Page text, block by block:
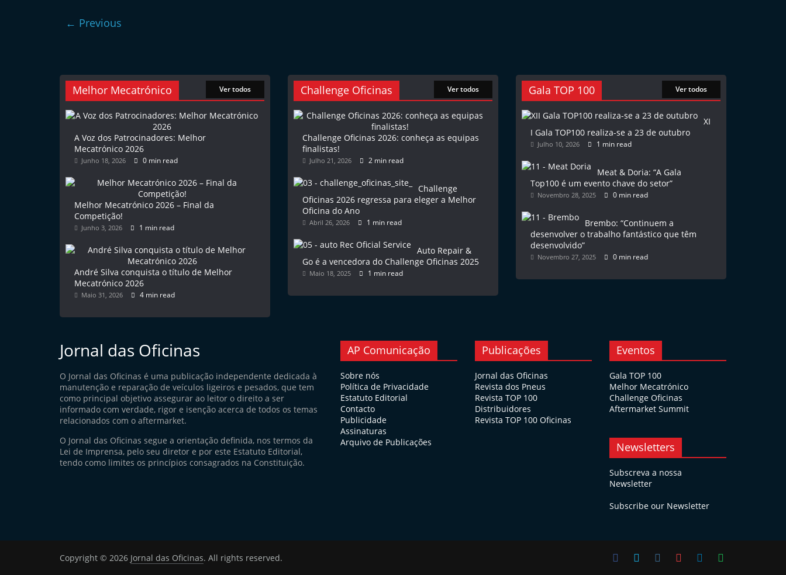
e
← Previous
Melhor Mecatrónico Ver todos
A Voz dos Patrocinadores: Melhor
Mecatrónico 2026
Junho 18, 2026 0 min read
Melhor Mecatrónico 2026 – Final da
Competição!
Junho 3, 2026 1 min read
André Silva conquista o título de Melhor
Mecatrónico 2026
Maio 31, 2026 4 min read
Challenge Oficinas Ver todos
Challenge Oficinas 2026: conheça as equipas
finalistas!
Julho 21, 2026 2 min read
Challenge
Oficinas 2026 regressa para eleger a Melhor
Oficina do Ano
Abril 26, 2026 1 min read
Auto Repair &
Go é a vencedora do Challenge Oficinas 2025
Maio 18, 2025 1 min read
Gala TOP 100 Ver todos
XI
I Gala TOP100 realiza-se a 23 de outubro
Julho 10, 2026 1 min read
Meat & Doria: “A Gala
Top100 é um evento chave do setor”
Novembro 28, 2025 0 min read
Brembo: “Continuem a
desenvolver o trabalho fantástico que têm
desenvolvido”
Novembro 27, 2025 0 min read
Jornal das Oficinas
O Jornal das Oficinas é uma publicação independente dedicada à
manutenção e reparação de veículos ligeiros e pesados, que tem
como principal objetivo assegurar ao leitor o direito a ser
informado com verdade, rigor e isenção acerca de todos os temas
relacionados com o aftermarket.
O Jornal das Oficinas segue a orientação definida, nos termos da
Lei de Imprensa, pelo seu diretor e por este Estatuto Editorial,
tendo como limites os princípios consagrados na Constituição.
AP Comunicação
Sobre nós
Política de Privacidade
Estatuto Editorial
Contacto
Publicidade
Assinaturas
Arquivo de Publicações
Publicações
Jornal das Oficinas
Revista dos Pneus
Revista TOP 100
Distribuidores
Revista TOP 100 Oficinas
Eventos
Gala TOP 100
Melhor Mecatrónico
Challenge Oficinas
Aftermarket Summit
Newsletters
Subscreva a nossa
Newsletter
Subscribe our Newsletter
Copyright © 2026 Jornal das Oficinas. All rights reserved.